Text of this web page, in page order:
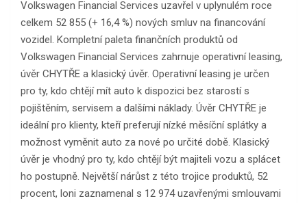
Volkswagen Financial Services uzavřel v uplynulém roce
celkem 52 855 (+ 16,4 %) nových smluv na financování
vozidel. Kompletní paleta finančních produktů od
Volkswagen Financial Services zahrnuje operativní leasing,
úvěr CHYTŘE a klasický úvěr. Operativní leasing je určen
pro ty, kdo chtějí mít auto k dispozici bez starostí s
pojištěním, servisem a dalšími náklady. Úvěr CHYTŘE je
ideální pro klienty, kteří preferují nízké měsíční splátky a
možnost vyměnit auto za nové po určité době. Klasický
úvěr je vhodný pro ty, kdo chtějí být majiteli vozu a splácet
ho postupně. Největší nárůst z této trojice produktů, 52
procent, loni zaznamenal s 12 974 uzavřenými smlouvami